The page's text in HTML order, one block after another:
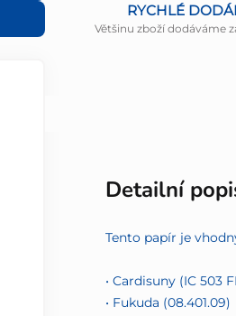
RYCHLÉ
Většinu zboží dodáváme
Detailní
Tento papír je
• Cardisuny (IC 503
• Fukuda (08.401.09)